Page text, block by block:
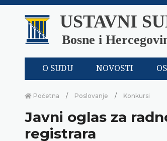
USTAVNI
Bosne i
O SUDU NOVOSTI
Početna Poslovanje Konkursi
Javni oglas za
registrara